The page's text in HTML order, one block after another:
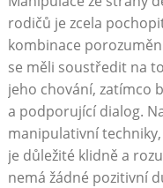
rodičů je zcela
kombinace
se měli soustředit na
jeho chování, zatímco
a podporující dialog.
manipulativní
je důležité klidně a
nemá žádné pozitivní